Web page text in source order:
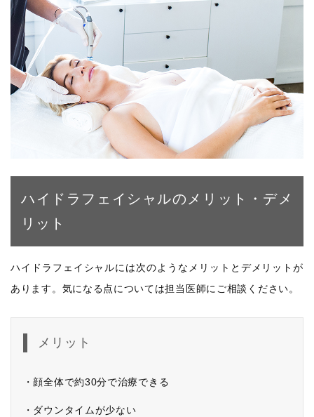
ハイドラフェイシャルのメリット・デメ
リット
ハイドラフェイシャルには次のようなメリットとデメリットが
あります。気になる点については担当医師にご相談ください。
メリット
・顔全体で約30分で治療できる
・ダウンタイムが少ない